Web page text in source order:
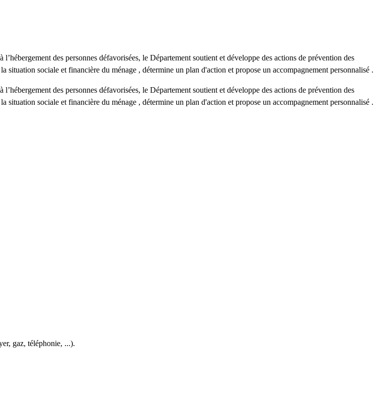
des personnes défavorisées, le Département soutient et développe des actions de prévention des
sociale et financière du ménage , détermine un plan d'action et propose un accompagnement personnalisé .
des personnes défavorisées, le Département soutient et développe des actions de prévention des
sociale et financière du ménage , détermine un plan d'action et propose un accompagnement personnalisé .
gaz, téléphonie, ...).